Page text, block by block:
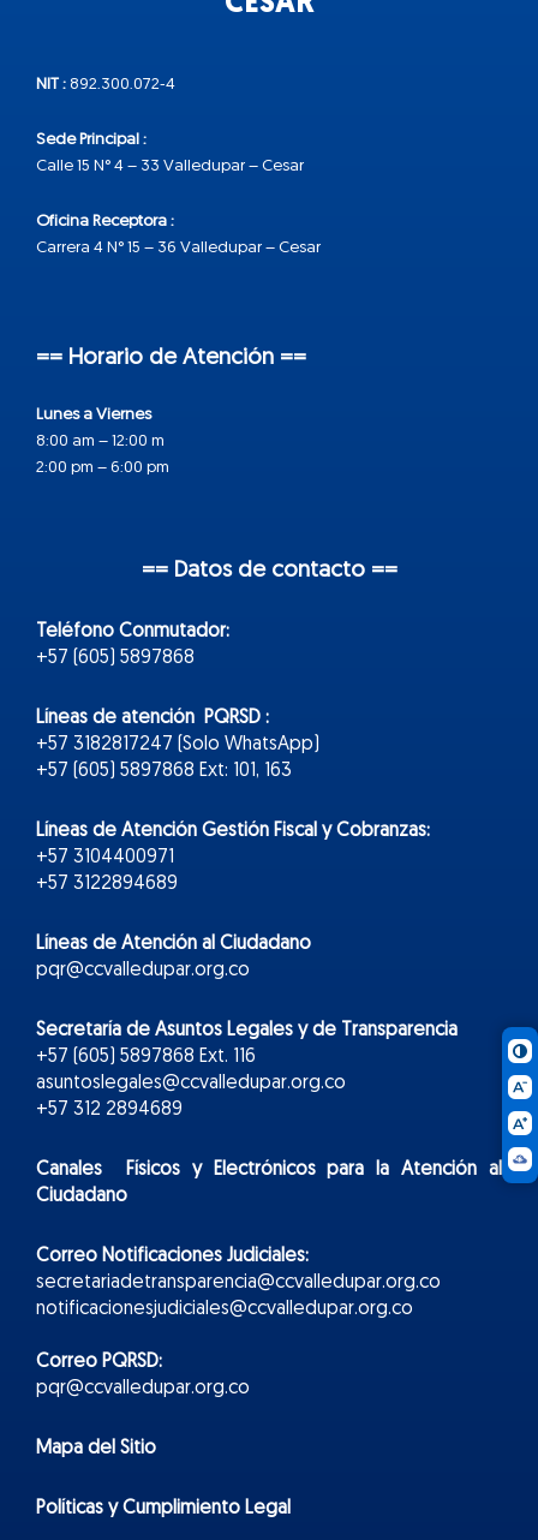
NIT : 892.300.072-4
Sede Principal :
Calle 15 N° 4 – 33 Valledupar – Cesar
Oficina Receptora :
Carrera 4 N° 15 – 36 Valledupar – Cesar
== Horario de Atención ==
Lunes a Viernes
8:00 am – 12:00 m
2:00 pm – 6:00 pm
== Datos de contacto ==
Teléfono Conmutador:
+57 (605) 5897868
Líneas de atención PQRSD :
+57 3182817247 (Solo WhatsApp)
+57 (605) 5897868 Ext: 101, 163
Líneas de Atención Gestión Fiscal y Cobranzas:
+57 3104400971
+57 3122894689
Líneas de Atención al Ciudadano
pqr@ccvalledupar.org.co
Secretaría de Asuntos Legales y de Transparencia
+57 (605) 5897868 Ext. 116
asuntoslegales@ccvalledupar.org.co
+57 312 2894689
Canales Físicos yElectrónicospara la Atención al
Ciudadano
Correo Notificaciones Judiciales:
secretariadetransparencia@ccvalledupar.org.co
notificacionesjudiciales@ccvalledupar.org.co
Correo PQRSD:
pqr@ccvalledupar.org.co
Mapa del Sitio
Políticas y Cumplimiento Legal